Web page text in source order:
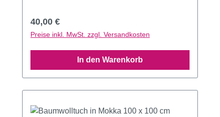
Regulärer Preis:
40,00 €
Preise inkl. MwSt. zzgl. Versandkosten
In den Warenkorb